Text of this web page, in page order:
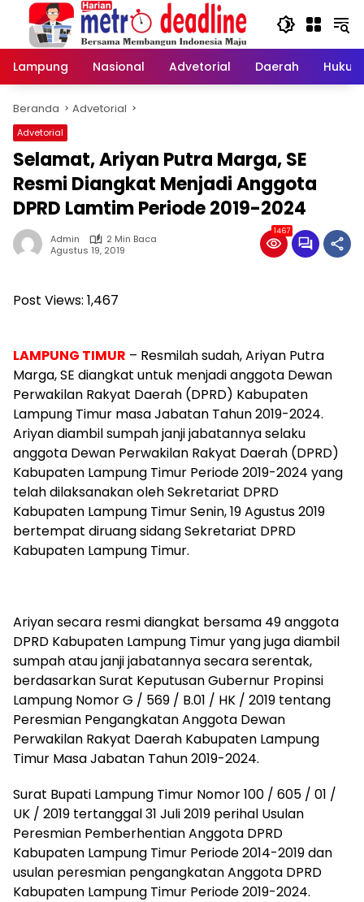
Langsung
konten
Lampung
Nasional Advetorial Daerah Hukum
Beranda Advetorial
Advetorial
Selamat, Ariyan Putra Marga, SE
Resmi Diangkat Menjadi Anggota
DPRD Lamtim Periode 2019-2024
Admin
2 Min Baca
Agustus 19, 2019
1467
Post Views: 1,467
LAMPUNG TIMUR – Resmilah sudah, Ariyan Putra
Marga, SE diangkat untuk menjadi anggota Dewan
Perwakilan Rakyat Daerah (DPRD) Kabupaten
Lampung Timur masa Jabatan Tahun 2019-2024.
Ariyan diambil sumpah janji jabatannya selaku
anggota Dewan Perwakilan Rakyat Daerah (DPRD)
Kabupaten Lampung Timur Periode 2019-2024 yang
telah dilaksanakan oleh Sekretariat DPRD
Kabupaten Lampung Timur Senin, 19 Agustus 2019
bertempat diruang sidang Sekretariat DPRD
Kabupaten Lampung Timur.
Ariyan secara resmi diangkat bersama 49 anggota
DPRD Kabupaten Lampung Timur yang juga diambil
sumpah atau janji jabatannya secara serentak,
berdasarkan Surat Keputusan Gubernur Propinsi
Lampung Nomor G / 569 / B.01 / HK / 2019 tentang
Peresmian Pengangkatan Anggota Dewan
Perwakilan Rakyat Daerah Kabupaten Lampung
Timur Masa Jabatan Tahun 2019-2024.
Surat Bupati Lampung Timur Nomor 100 / 605 / 01 /
UK / 2019 tertanggal 31 Juli 2019 perihal Usulan
Peresmian Pemberhentian Anggota DPRD
Kabupaten Lampung Timur Periode 2014-2019 dan
usulan peresmian pengangkatan Anggota DPRD
Kabupaten Lampung Timur Periode 2019-2024.